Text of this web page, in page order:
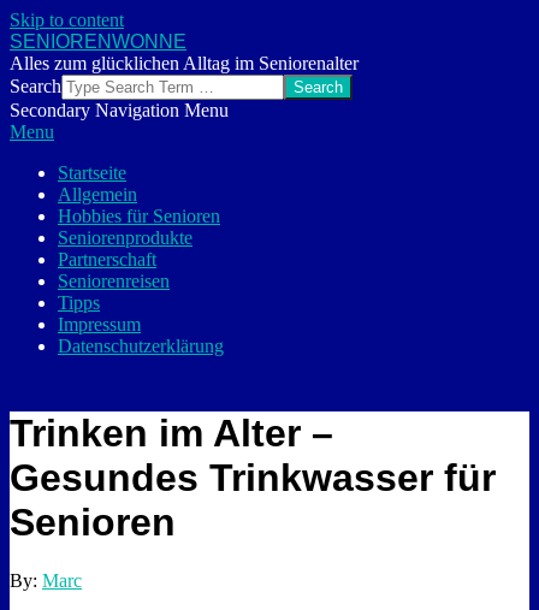
Skip to content
SENIORENWONNE
Alles zum glücklichen Alltag im Seniorenalter
Search
Secondary Navigation Menu
Menu
Startseite
Allgemein
Hobbies für Senioren
Seniorenprodukte
Partnerschaft
Seniorenreisen
Tipps
Impressum
Datenschutzerklärung
Trinken im Alter –
Gesundes Trinkwasser für
Senioren
By: Marc